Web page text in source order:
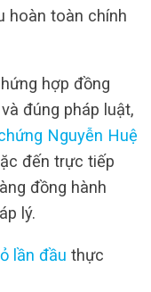
hoàn toàn chính
hợp đồng
đúng pháp luật,
Nguyễn Huệ
đến trực tiếp
đồng hành
lý.
lần đầu thực